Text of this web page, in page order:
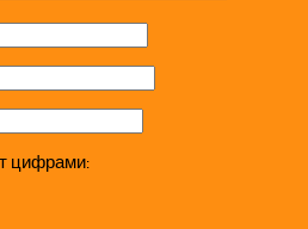
цифрами: